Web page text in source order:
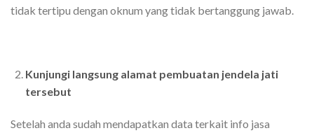
tidak tertipu dengan oknum yang tidak bertanggung jawab.
Kunjungi langsung alamat pembuatan jendela jati
tersebut
Setelah anda sudah mendapatkan data terkait info jasa